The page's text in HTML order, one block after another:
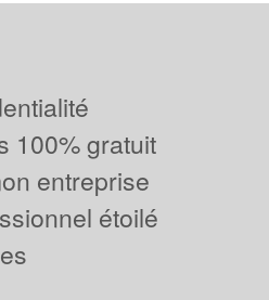
100% gratuit
entreprise
étoilé